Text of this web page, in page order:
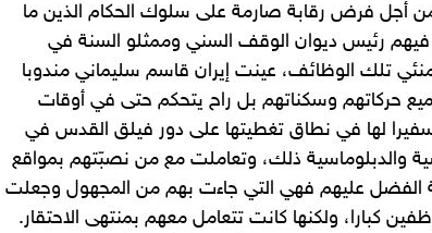
ومن أجل فرض رقابة صارمة على سلوك الحكام الذين ما
رئيس ديوان الوقف السني وممثلو السنة في
تلك الوظائف، عينت إيران قاسم سليماني مندوبا
حركاتهم وسكناتهم بل راح يتحكم حتى في أوقات
لها في نطاق تغطيتها على دور فيلق القدس في
والدبلوماسية ذلك، وتعاملت مع من نصبّتهم بمواقع
الفضل عليهم فهي التي جاءت بهم من المجهول وجعلت
كبارا، ولكنها كانت تتعامل معهم بمنتهى الاحتقار.